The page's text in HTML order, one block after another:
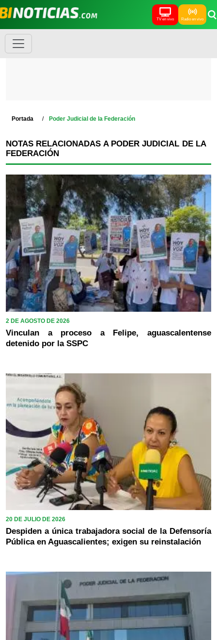
TV en vivo Radio en vivo
Portada Poder Judicial de la Federación
NOTAS RELACIONADAS A PODER JUDICIAL DE LA
FEDERACIÓN
2 DE AGOSTO DE 2026
Vinculan a proceso a Felipe, aguascalentense
detenido por la SSPC
20 DE JULIO DE 2026
Despiden a única trabajadora social de la Defensoría
Pública en Aguascalientes; exigen su reinstalación